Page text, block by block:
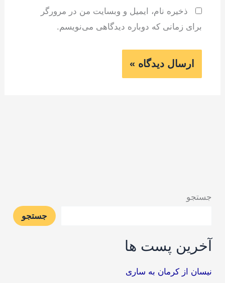
ذخیره نام، ایمیل و وبسایت من در مرورگر
برای زمانی که دوباره دیدگاهی می‌نویسم.
جستجو
جستجو
آخرین پست ها
نیسان از کرمان به ساری